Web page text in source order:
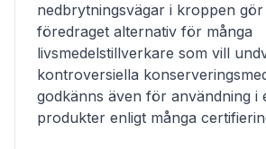
nedbrytningsvägar i kroppen
föredraget alternativ för många
livsmedelstillverkare som vill
kontroversiella
godkänns även för användning i
produkter enligt många